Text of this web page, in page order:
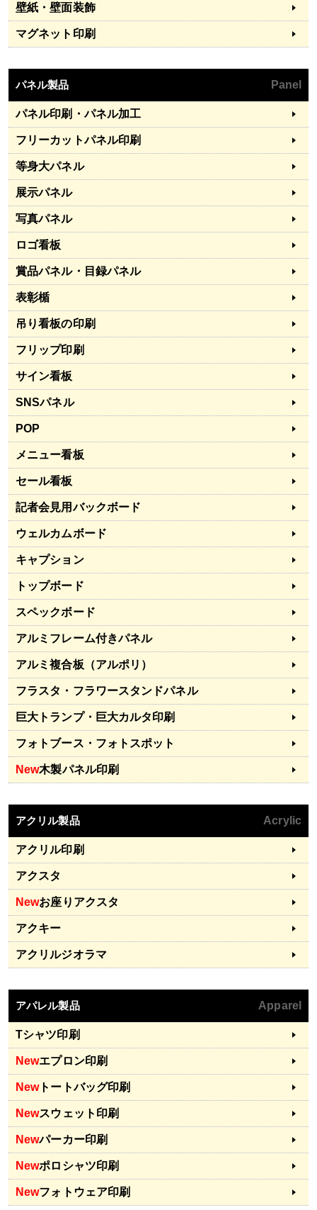
壁紙・壁面装飾
マグネット印刷
パネル製品 Panel
パネル印刷・パネル加工
フリーカットパネル印刷
等身大パネル
展示パネル
写真パネル
ロゴ看板
賞品パネル・目録パネル
表彰楯
吊り看板の印刷
フリップ印刷
サイン看板
SNSパネル
POP
メニュー看板
セール看板
記者会見用バックボード
ウェルカムボード
キャプション
トップボード
スペックボード
アルミフレーム付きパネル
アルミ複合板（アルポリ）
フラスタ・フラワースタンドパネル
巨大トランプ・巨大カルタ印刷
フォトブース・フォトスポット
New木製パネル印刷
アクリル製品 Acrylic
アクリル印刷
アクスタ
Newお座りアクスタ
アクキー
アクリルジオラマ
アパレル製品 Apparel
Tシャツ印刷
Newエプロン印刷
Newトートバッグ印刷
Newスウェット印刷
Newパーカー印刷
Newポロシャツ印刷
Newフォトウェア印刷